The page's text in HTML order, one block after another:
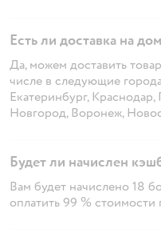
Есть ли доставка на
Да, можем доставить
числе в следующие
Екатеринбург,
Новгород, Воронеж,
Будет ли начислен
Вам будет начислено 18
оплатить 99 %